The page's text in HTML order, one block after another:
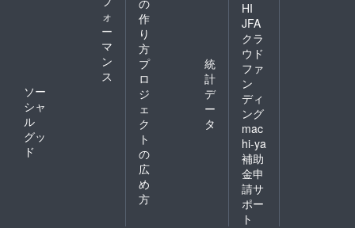
ォ
ー
マ
ン
ス
ソー
シャ
ル
グッ
ド
の
作
り
方
プ
ロ
ジ
ェ
ク
ト
の
広
め
方
統
計
デ
ー
タ
HI
JFA
クラ
ウド
ファ
ン
ディ
ング
mac
hi-ya
補助
金申
請サ
ポー
ト